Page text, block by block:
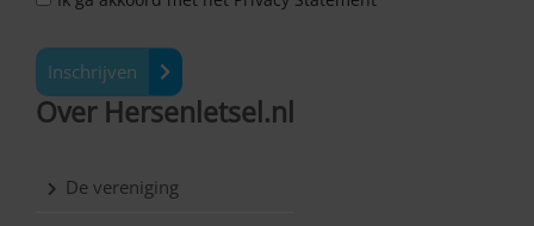
Inschrijven
Over Hersenletsel.nl
De vereniging